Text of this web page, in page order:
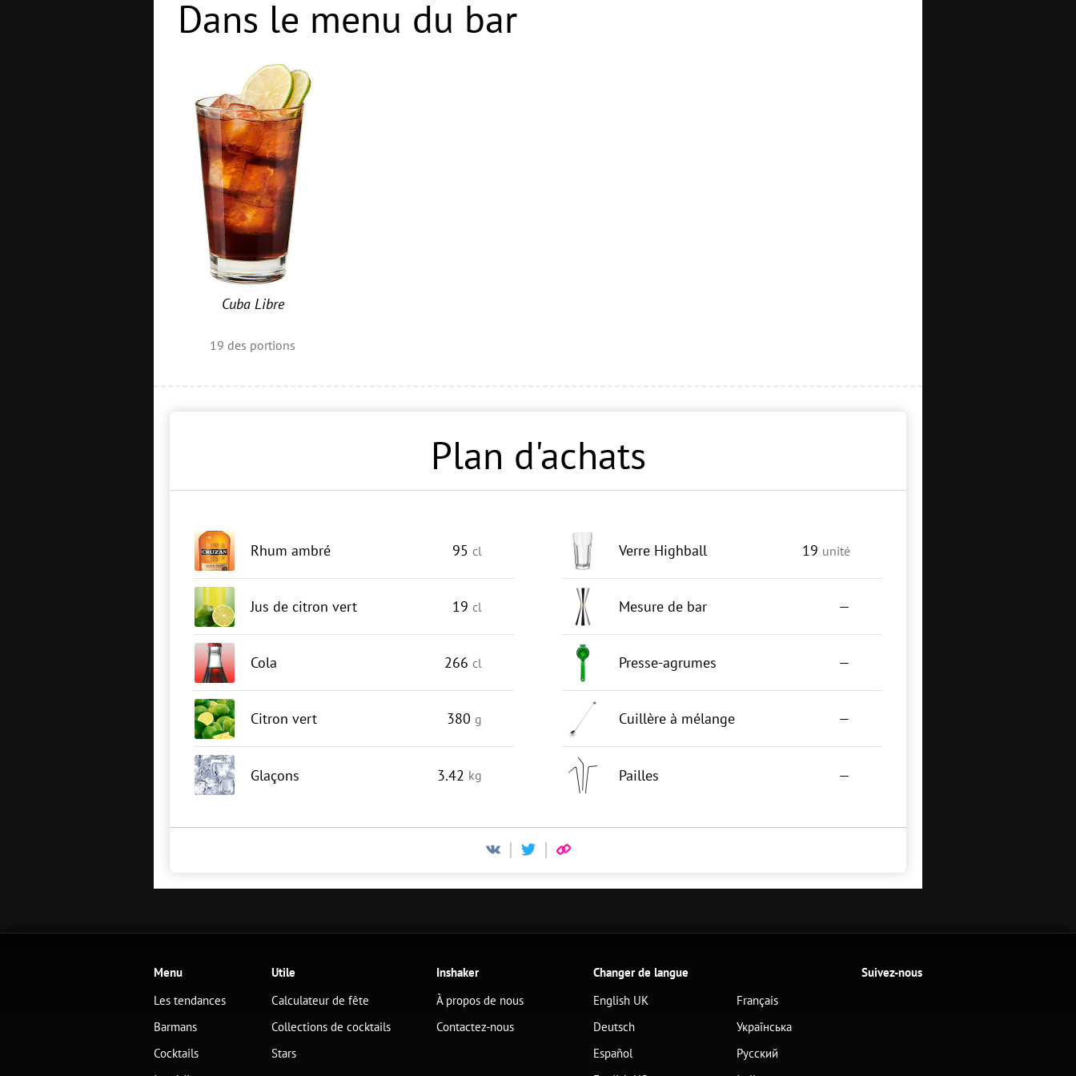
Dans le menu du bar
Cuba Libre
19 des portions
Plan d'achats
Rhum ambré 95 cl
Jus de citron vert 19 cl
Cola 266 cl
Citron vert 380 g
Glaçons 3.42 kg
Verre Highball 19 unité
Mesure de bar —
Presse-agrumes —
Cuillère à mélange —
Pailles —
Menu
Les tendances
Barmans
Cocktails
Utile
Calculateur de fête
Collections de cocktails
Stars
Inshaker
À propos de nous
Contactez-nous
Changer de langue
English UK
Deutsch
Español
Français
Українська
Русский
Suivez-nous